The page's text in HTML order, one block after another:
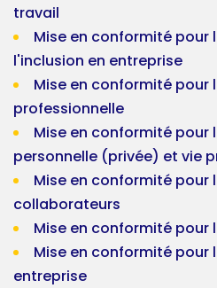
travail
Mise en conformité pour
l'inclusion en entreprise
Mise en conformité pour
professionnelle
Mise en conformité pour
personnelle (privée) et vie
Mise en conformité pour
collaborateurs
Mise en conformité pour
Mise en conformité pour
entreprise